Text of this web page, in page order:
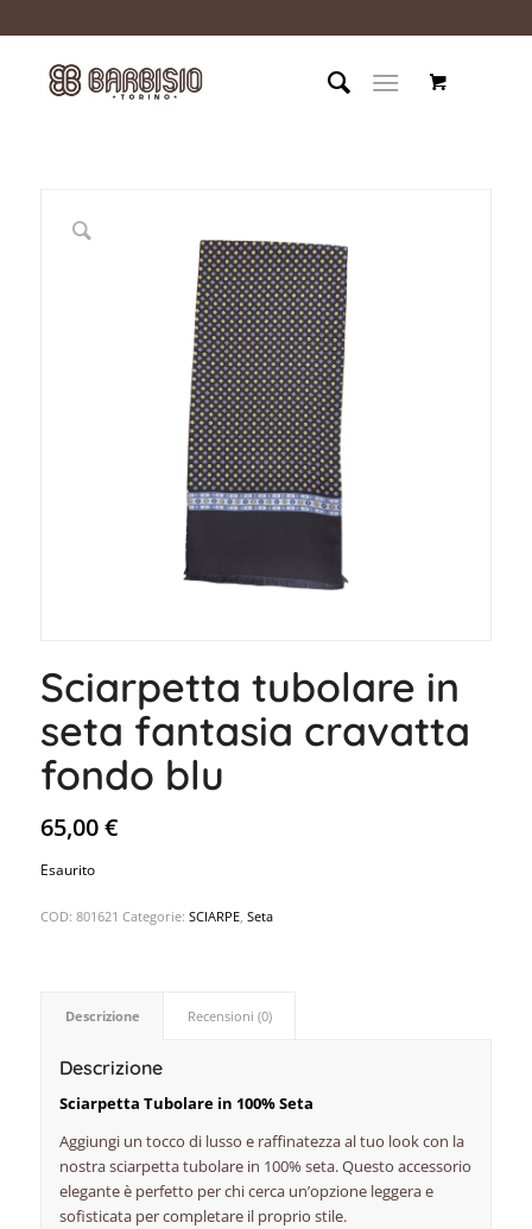
Sciarpetta tubolare in
seta fantasia cravatta
fondo blu
65,00€
Esaurito
COD: 801621 Categorie: SCIARPE, Seta
Descrizione Recensioni (0)
Descrizione
Sciarpetta Tubolare in 100% Seta
Aggiungi un tocco di lusso e raffinatezza al tuo look con la
nostra sciarpetta tubolare in 100% seta. Questo accessorio
elegante è perfetto per chi cerca un’opzione leggera e
sofisticata per completare il proprio stile.